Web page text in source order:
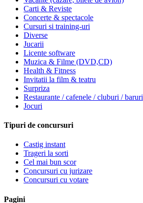
Carti & Reviste
Concerte & spectacole
Cursuri si training-uri
Diverse
Jucarii
Licente software
Muzica & Filme (DVD,CD)
Health & Fitness
Invitatii la film & teatru
Surpriza
Restaurante / cafenele / cluburi / baruri
Jocuri
Tipuri de concursuri
Castig instant
Trageri la sorti
Cel mai bun scor
Concursuri cu jurizare
Concursuri cu votare
Pagini